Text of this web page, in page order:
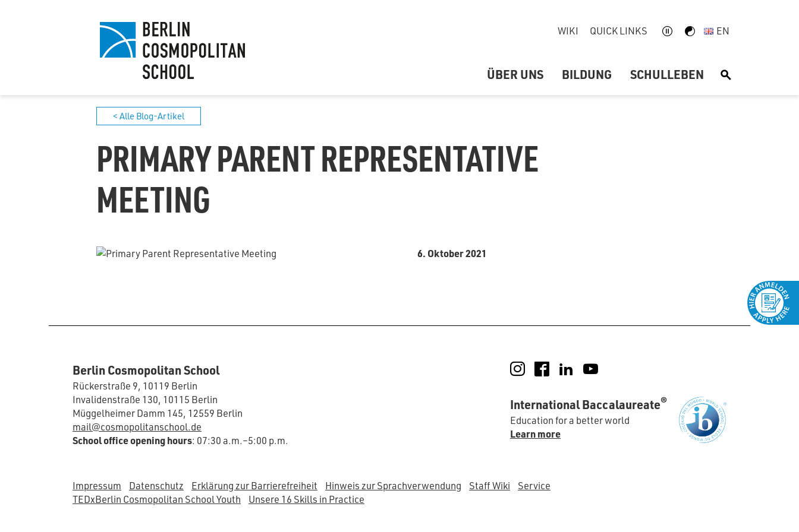
WIKI QUICK LINKS EN
ÜBER UNS BILDUNG SCHULLEBEN S
< Alle Blog-Artikel
PRIMARY PARENT REPRESENTATIVE
MEETING
6. Oktober 2021
Berlin Cosmopolitan School
Rückerstraße 9, 10119 Berlin
Invalidenstraße 130, 10115 Berlin
Müggelheimer Damm 145, 12559 Berlin
mail@cosmopolitanschool.de
School office opening hours: 07:30 a.m.–5:00 p.m.
Instagram
FacebookLinkedIn
International Baccalaureate®
Education for a better world
Learn more
Impressum Datenschutz Erklärung zur Barrierefreiheit Hinweis zur Sprachverwendung Staff Wiki
Service
TEDxBerlin Cosmopolitan School Youth
Unsere 16 Skills in Practice